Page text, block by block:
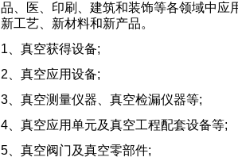
品、医、印刷、建筑和装饰等各领域中应
新工艺、新材料和新产品。
1、真空获得设备;
2、真空应用设备;
3、真空测量仪器、真空检漏仪器等;
4、真空应用单元及真空工程配套设备等;
5、真空阀门及真空零部件;